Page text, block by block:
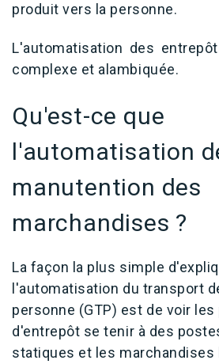
produit vers la personne.
L'automatisation des
complexe et alambiquée.
Qu'est-ce que
l'automatisation
manutention des
marchandises ?
La façon la plus simple
l'automatisation du transport
personne (GTP) est de voir
d'entrepôt se tenir à des
statiques et les marchandises